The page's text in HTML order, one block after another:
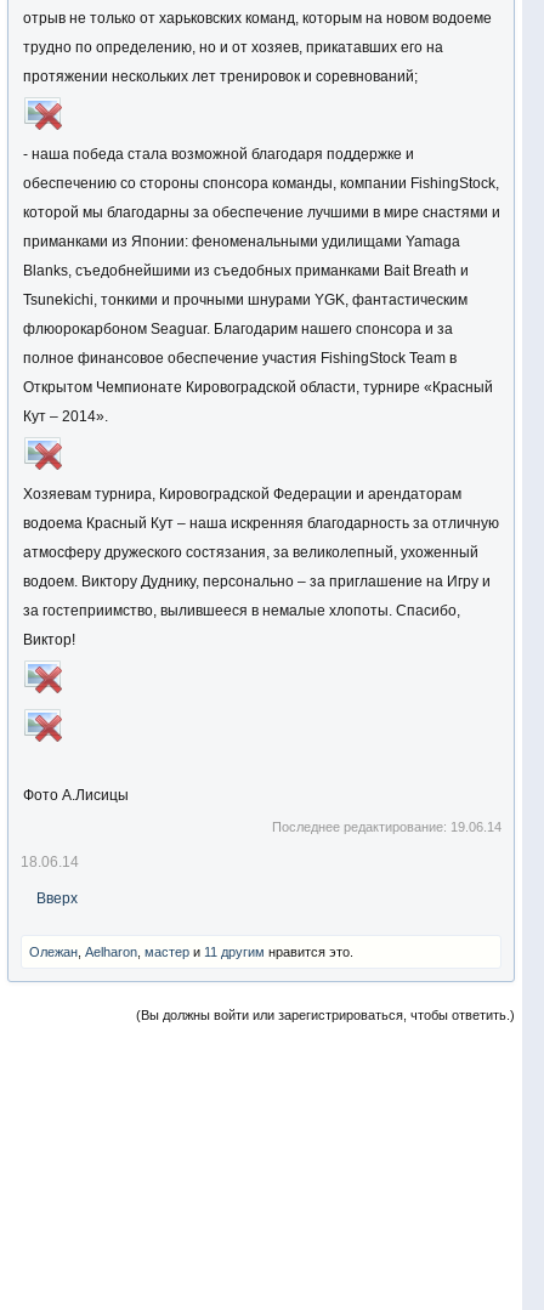
отрыв не только от харьковских команд, которым на новом водоеме
трудно по определению, но и от хозяев, прикатавших его на
протяжении нескольких лет тренировок и соревнований;
- наша победа стала возможной благодаря поддержке и
обеспечению со стороны спонсора команды, компании FishingStock,
которой мы благодарны за обеспечение лучшими в мире снастями и
приманками из Японии: феноменальными удилищами Yamaga
Blanks, съедобнейшими из съедобных приманками Bait Breath и
Tsunekichi, тонкими и прочными шнурами YGK, фантастическим
флюорокарбоном Seaguar. Благодарим нашего спонсора и за
полное финансовое обеспечение участия FishingStock Team в
Открытом Чемпионате Кировоградской области, турнире «Красный
Кут – 2014».
Хозяевам турнира, Кировоградской Федерации и арендаторам
водоема Красный Кут – наша искренняя благодарность за отличную
атмосферу дружеского состязания, за великолепный, ухоженный
водоем. Виктору Дуднику, персонально – за приглашение на Игру и
за гостеприимство, вылившееся в немалые хлопоты. Спасибо,
Виктор!
Фото А.Лисицы
Последнее редактирование: 19.06.14
18.06.14
Вверх
Олежан Aelharon мастер и 11 другим нравится это.
(Вы должны войти или зарегистрироваться, чтобы ответить.)